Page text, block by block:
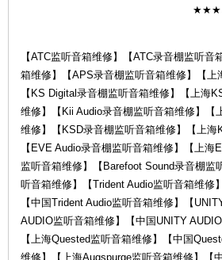
【ATC监听音箱维修】【ATC录音棚监听
箱维修】【APS录音棚监听音箱维修】【
【KS Digital录音棚监听音箱维修】【上海
维修】【Kii Audio录音棚监听音箱维修】
维修】【KSD录音棚监听音箱维修】【上
【EVE Audio录音棚监听音箱维修】【上
监听音箱维修】【Barefoot Sound录音棚
听音箱维修】【Trident Audio监听音箱维修
【中国Trident Audio监听音箱维修】【
AUDIO监听音箱维修】【中国UNITY
【上海Quested监听音箱维修】【中国
维修】【上海Augspurge监听音箱维修】【